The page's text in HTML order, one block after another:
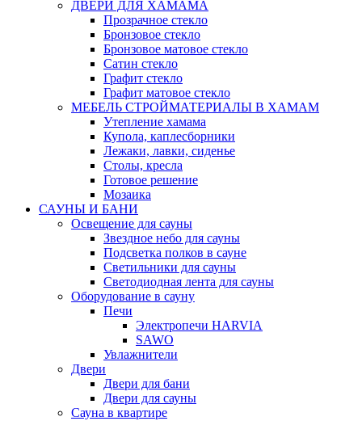
ДВЕРИ ДЛЯ ХАМАМА
Прозрачное стекло
Бронзовое стекло
Бронзовое матовое стекло
Сатин стекло
Графит стекло
Графит матовое стекло
МЕБЕЛЬ СТРОЙМАТЕРИАЛЫ В ХАМАМ
Утепление хамама
Купола, каплесборники
Лежаки, лавки, сиденье
Столы, кресла
Готовое решение
Мозаика
САУНЫ И БАНИ
Освещение для сауны
Звездное небо для сауны
Подсветка полков в сауне
Светильники для сауны
Светодиодная лента для сауны
Оборудование в сауну
Печи
Электропечи HARVIA
SAWO
Увлажнители
Двери
Двери для бани
Двери для сауны
Сауна в квартире